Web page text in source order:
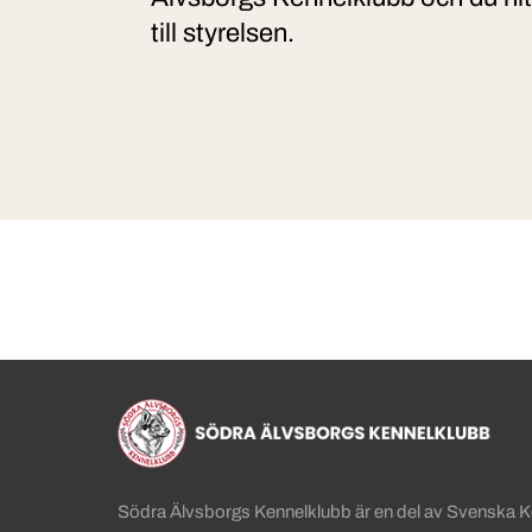
till styrelsen.
Sidinformation och
Köpa hund startsida
Södra Älvsborgs Kennelklubb är en del av Svenska